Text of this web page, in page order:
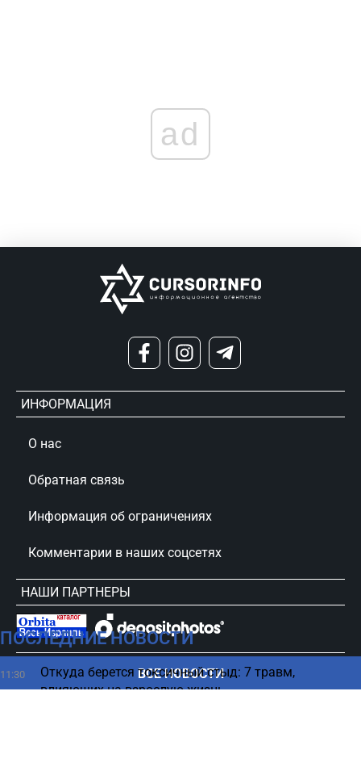
ПОСЛЕДНИЕ НОВОСТИ
11:30
Откуда берется токсичный стыд: 7 травм,
влияющих на взрослую жизнь
ВСЕ НОВОСТИ
ad
ИНФОРМАЦИЯ
О нас
Обратная связь
Информация об ограничениях
Комментарии в наших соцсетях
НАШИ ПАРТНЕРЫ
сursorinfo.co.il © Все права защищены